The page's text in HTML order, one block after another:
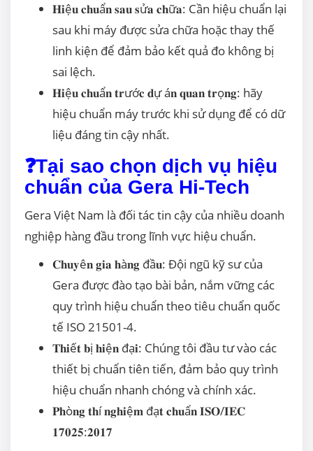
𝐇𝐢ệ𝐮 𝐜𝐡𝐮ẩ𝐧 𝐬𝐚𝐮 𝐬ử𝐚 𝐜𝐡ữ𝐚: Cần hiệu chuẩn lại
sau khi máy được sửa chữa hoặc thay thế
linh kiện để đảm bảo kết quả đo không bị
sai lệch.
𝐇𝐢ệ𝐮 𝐜𝐡𝐮ẩ𝐧 𝐭𝐫ướ𝐜 𝐝ự á𝐧 𝐪𝐮𝐚𝐧 𝐭𝐫ọ𝐧𝐠: hãy
hiệu chuẩn máy trước khi sử dụng để có dữ
liệu đáng tin cậy nhất.
❓Tại sao chọn dịch vụ hiệu
chuẩn của Gera Hi-Tech
Gera Việt Nam là đối tác tin cậy của nhiều doanh
nghiệp hàng đầu trong lĩnh vực hiệu chuẩn.
𝐂𝐡𝐮𝐲ê𝐧 𝐠𝐢𝐚 𝐡à𝐧𝐠 đầ𝐮: Đội ngũ kỹ sư của
Gera được đào tạo bài bản, nắm vững các
quy trình hiệu chuẩn theo tiêu chuẩn quốc
tế ISO 21501-4.
𝐓𝐡𝐢ế𝐭 𝐛ị 𝐡𝐢ệ𝐧 đạ𝐢: Chúng tôi đầu tư vào các
thiết bị chuẩn tiên tiến, đảm bảo quy trình
hiệu chuẩn nhanh chóng và chính xác.
𝐏𝐡ò𝐧𝐠 𝐭𝐡í 𝐧𝐠𝐡𝐢ệ𝐦 đạ𝐭 𝐜𝐡𝐮ẩ𝐧 𝐈𝐒𝐎/𝐈𝐄𝐂
𝟏𝟕𝟎𝟐𝟓:𝟐𝟎𝟏𝟕